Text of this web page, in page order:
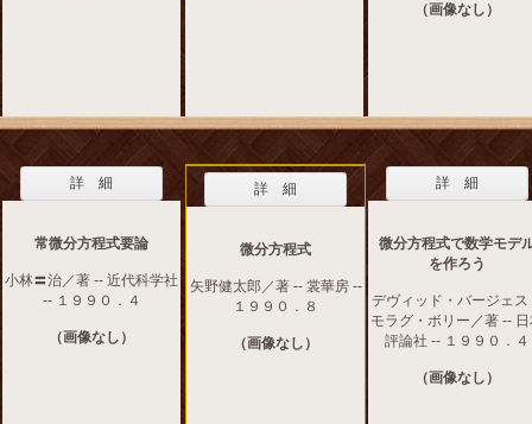
（画像なし）
詳 細
常微分方程式要論
小林〓治／著 -- 近代科学社
-- １９９０．４
（画像なし）
詳 細
微分方程式
矢野健太郎／著 -- 裳華房 --
１９９０．８
（画像なし）
詳 細
微分方程式で数学モデ
を作ろう
デヴィッド・バージェス
モラグ・ボリー／著 --
評論社 -- １９９０．４
（画像なし）